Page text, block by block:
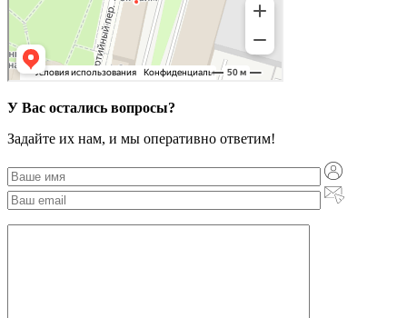
У Вас остались вопросы?
Задайте их нам, и мы оперативно ответим!